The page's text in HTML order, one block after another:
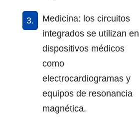
Medicina: los circuitos
integrados se utilizan en
dispositivos médicos
como
electrocardiogramas y
equipos de resonancia
magnética.